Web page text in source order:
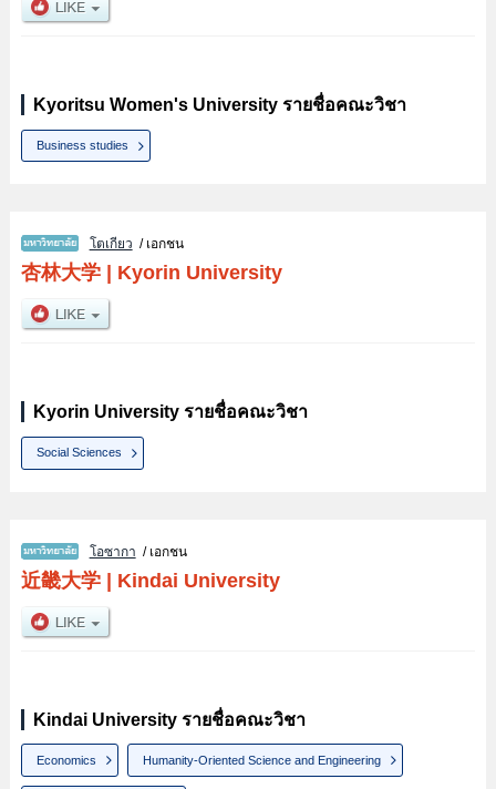
Kyoritsu Women's University รายชื่อคณะวิชา
Business studies
โตเกียว / เอกชน
杏林大学| Kyorin University
Kyorin University รายชื่อคณะวิชา
Social Sciences
โอซากา / เอกชน
近畿大学| Kindai University
Kindai University รายชื่อคณะวิชา
Economics Humanity-Oriented Science and Engineering